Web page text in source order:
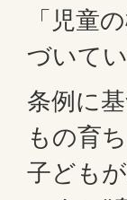
「児童
づいてい
条例に
もの育
子ども